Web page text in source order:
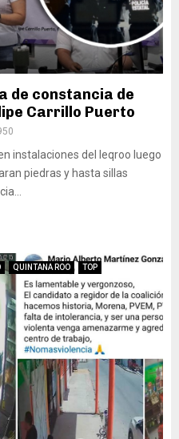
de constancia de
Carrillo Puerto
instalaciones del Ieqroo luego
piedras y hasta sillas
QUINTANA ROO TOP